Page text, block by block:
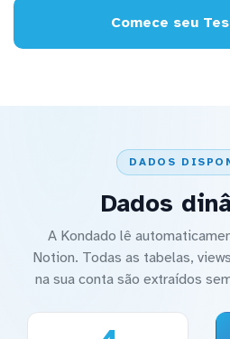
Comece seu
DADOS
Dados
A Kondado lê
Notion. Todas as tabelas,
na sua conta são extraídos